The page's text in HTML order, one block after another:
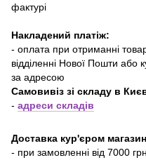
фактурі
Накладений платіж:
- оплата при отриманні
відділенні Нової Пошти або
за адресою
Самовивіз зі складу в
- адреси складів
Доставка кур'єром
- при замовленні від 7000